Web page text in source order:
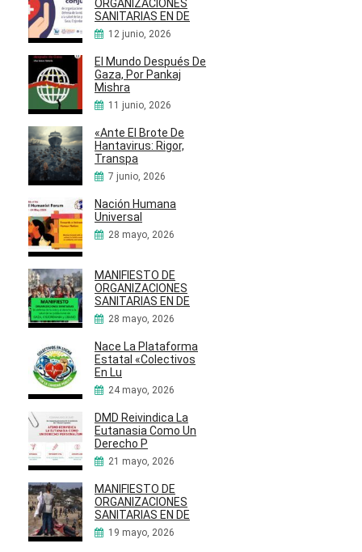
ORGANIZACIONES
SANITARIAS EN DE
12 junio, 2026
El Mundo Después De
Gaza, Por Pankaj
Mishra
11 junio, 2026
«Ante El Brote De
Hantavirus: Rigor,
Transpa
7 junio, 2026
Nación Humana
Universal
28 mayo, 2026
MANIFIESTO DE
ORGANIZACIONES
SANITARIAS EN DE
28 mayo, 2026
Nace La Plataforma
Estatal «Colectivos
En Lu
24 mayo, 2026
DMD Reivindica La
Eutanasia Como Un
Derecho P
21 mayo, 2026
MANIFIESTO DE
ORGANIZACIONES
SANITARIAS EN DE
19 mayo, 2026